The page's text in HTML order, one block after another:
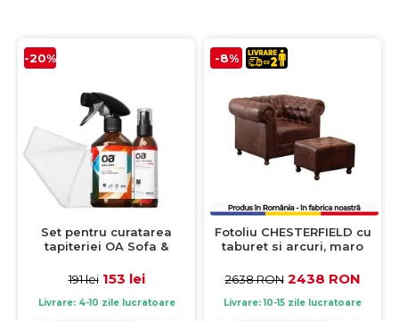
-20%
Set pentru curatarea
tapiteriei OA Sofa &
Laveta din microfibra
191 lei 153 lei
Livrare: 4-10 zile lucratoare
-8%
Fotoliu CHESTERFIELD cu
taburet si arcuri, maro
2638 RON 2438 RON
Livrare: 10-15 zile lucratoare